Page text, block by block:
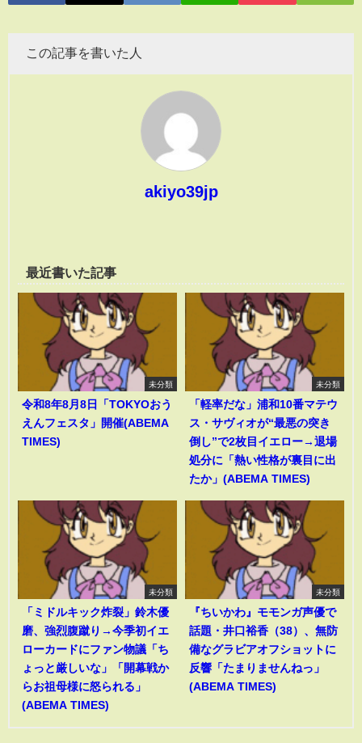
この記事を書いた人
akiyo39jp
最近書いた記事
未分類
令和8年8月8日「TOKYOおう
えんフェスタ」開催(ABEMA
TIMES)
未分類
「軽率だな」浦和10番マテウ
ス・サヴィオが“最悪の突き
倒し”で2枚目イエロー→退場
処分に「熱い性格が裏目に出
たか」(ABEMA TIMES)
未分類
「ミドルキック炸裂」鈴木優
磨、強烈腹蹴り→今季初イエ
ローカードにファン物議「ち
ょっと厳しいな」「開幕戦か
らお祖母様に怒られる」
(ABEMA TIMES)
未分類
『ちいかわ』モモンガ声優で
話題・井口裕香（38）、無防
備なグラビアオフショットに
反響「たまりませんねっ」
(ABEMA TIMES)